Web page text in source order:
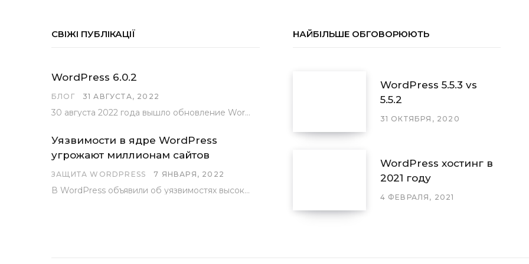
СВІЖІ ПУБЛІКАЦІЇ
WordPress 6.0.2
БЛОГ 31 АВГУСТА, 2022
30 августа 2022 года вышло обновление WordPress под номером 6.0.2 . Эта версия доступна для скачивания с сайта wordpress.org…
Уязвимости в ядре WordPress
угрожают миллионам сайтов
ЗАЩИТА WORDPRESS 7 ЯНВАРЯ, 2022
В WordPress объявили об уязвимостях высокого уровня, найденных основной командой разработчиков. В сообщении говорится, что…
НАЙБІЛЬШЕ ОБГОВОРЮЮТЬ
WordPress 5.5.3 vs
5.5.2
31 ОКТЯБРЯ, 2020
WordPress хостинг в
2021 году
4 ФЕВРАЛЯ, 2021